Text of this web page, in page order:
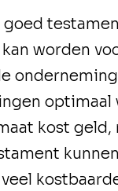
worden
kost geld,